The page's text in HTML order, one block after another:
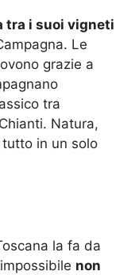
tra i suoi vigneti
Le
grazie a
tra
Natura,
in un solo
la fa da
non